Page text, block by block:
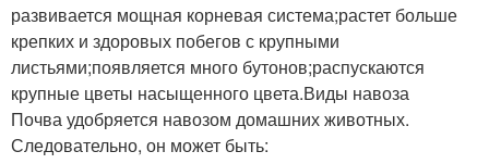
развивается мощная корневая система;растет больше
крепких и здоровых побегов с крупными
листьями;появляется много бутонов;распускаются
крупные цветы насыщенного цвета.Виды навоза
Почва удобряется навозом домашних животных.
Следовательно, он может быть: